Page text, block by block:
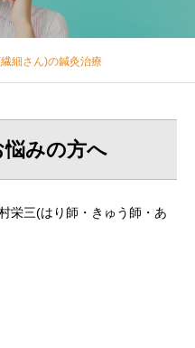
細さん)の鍼灸治療
みの方へ
栄三(はり師・きゅう師・あ